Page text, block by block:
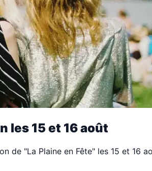
les 15 et 16 août
de "La Plaine en Fête" les 15 et 16